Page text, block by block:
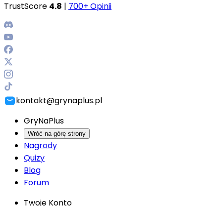
TrustScore 4.8 | 700+ Opinii
kontakt@grynaplus.pl
GryNaPlus
Wróć na górę strony
Nagrody
Quizy
Blog
Forum
Twoje Konto